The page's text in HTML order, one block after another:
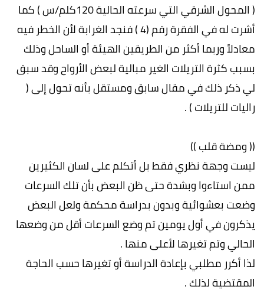
( المحول الشرقي التي سرعته الحالية 120كلم/س ) كما
أشرت له في الفقرة رقم (4 ) فنجد الغرابة لأن الخطر فيه
معادلاً وربما أكثر من الطريقين الهيئة أو الساحل وذلك
بسبب كثرة التريلات الغير مبالية لبعض الأرواح وقد سبق
لي ذكر ذلك في مقال سابق ومستقل بأنه تحول إلى (
راليات للتريلات ) .
(( ومضة قلب ))
ليست وجهة نظري فقط بل أتكلم على لسان الكثيرين
ممن استاءوا وبشدة حتى ظن البعض بأن تلك السرعات
وضعت بعشوائية وبدون بدراسة محكمة ولعل البعض
يذكرون في أول يومين تم وضع السرعات أقل من وضعها
الحالي وتم تغيرها لأعلى منها .
لذا أكرر مطلبي بإعادة الدراسة أو تغيرها حسب الحاجة
المقتضية لذلك .